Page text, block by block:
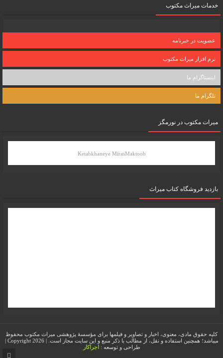
خدمات میراث مکتوب
عضویت در خبرنامه
نرم افزار میراث مکتوب
اینستاگرام ما
تلگرام ما
میرات مکتوب در نورمگز
Ketabkhaneye MirasMaktoob
بازدید فروشگاه کتاب میراث
کلیه حقوق مادی، معنوی، اخبار و تصاویر و فیلمها برای مؤسسۀ پژوهشی میراث مکتوب محفوظ
میباشد؛ همچنین استفاده و نقل، از مطالب با ذکر منبع و این سایت مجاز است. | Copyright 2026 |
طراحی و توسعه : اجراکار